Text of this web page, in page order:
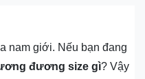
nam giới. Nếu bạn đang
đương size gì? Vậy